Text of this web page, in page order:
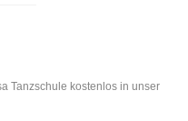
Tanzschule kostenlos in unser